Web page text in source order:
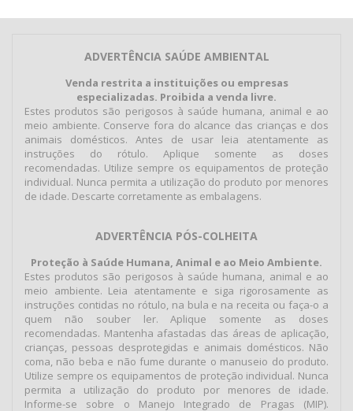
ADVERTÊNCIA SAÚDE AMBIENTAL
Venda restrita a instituições ou empresas
especializadas. Proibida a venda livre.
Estes produtos são perigosos à saúde humana, animal e ao
meio ambiente. Conserve fora do alcance das crianças e dos
animais domésticos. Antes de usar leia atentamente as
instruções do rótulo. Aplique somente as doses
recomendadas. Utilize sempre os equipamentos de proteção
individual. Nunca permita a utilização do produto por menores
de idade. Descarte corretamente as embalagens.
ADVERTÊNCIA PÓS-COLHEITA
Proteção à Saúde Humana, Animal e ao Meio Ambiente.
Estes produtos são perigosos à saúde humana, animal e ao
meio ambiente. Leia atentamente e siga rigorosamente as
instruções contidas no rótulo, na bula e na receita ou faça-o a
quem não souber ler. Aplique somente as doses
recomendadas. Mantenha afastadas das áreas de aplicação,
crianças, pessoas desprotegidas e animais domésticos. Não
coma, não beba e não fume durante o manuseio do produto.
Utilize sempre os equipamentos de proteção individual. Nunca
permita a utilização do produto por menores de idade.
Informe-se sobre o Manejo Integrado de Pragas (MIP).